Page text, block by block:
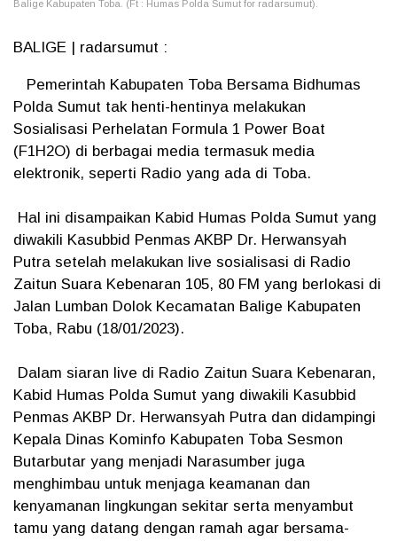
Balige Kabupaten Toba. (Ft : Humas Polda Sumut for radarsumut).
BALIGE | radarsumut :
Pemerintah Kabupaten Toba Bersama Bidhumas
Polda Sumut tak henti-hentinya melakukan
Sosialisasi Perhelatan Formula 1 Power Boat
(F1H2O) di berbagai media termasuk media
elektronik, seperti Radio yang ada di Toba.
Hal ini disampaikan Kabid Humas Polda Sumut yang
diwakili Kasubbid Penmas AKBP Dr. Herwansyah
Putra setelah melakukan live sosialisasi di Radio
Zaitun Suara Kebenaran 105, 80 FM yang berlokasi di
Jalan Lumban Dolok Kecamatan Balige Kabupaten
Toba, Rabu (18/01/2023).
Dalam siaran live di Radio Zaitun Suara Kebenaran,
Kabid Humas Polda Sumut yang diwakili Kasubbid
Penmas AKBP Dr. Herwansyah Putra dan didampingi
Kepala Dinas Kominfo Kabupaten Toba Sesmon
Butarbutar yang menjadi Narasumber juga
menghimbau untuk menjaga keamanan dan
kenyamanan lingkungan sekitar serta menyambut
tamu yang datang dengan ramah agar bersama-